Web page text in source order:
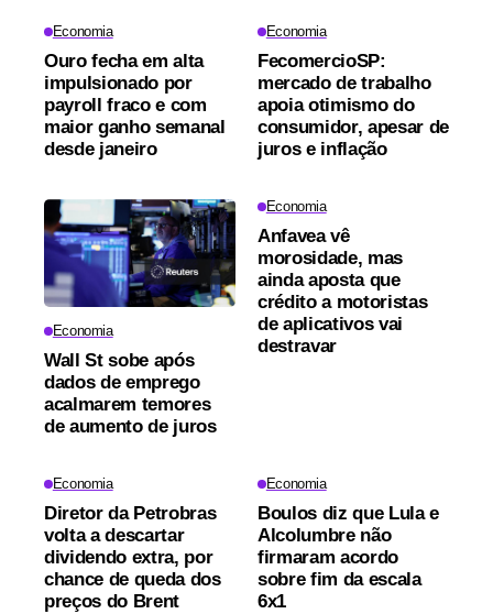
Economia
Ouro fecha em alta
impulsionado por
payroll fraco e com
maior ganho semanal
desde janeiro
Economia
FecomercioSP:
mercado de trabalho
apoia otimismo do
consumidor, apesar de
juros e inflação
Economia
Wall St sobe após
dados de emprego
acalmarem temores
de aumento de juros
Economia
Anfavea vê
morosidade, mas
ainda aposta que
crédito a motoristas
de aplicativos vai
destravar
Economia
Diretor da Petrobras
volta a descartar
dividendo extra, por
chance de queda dos
preços do Brent
Economia
Boulos diz que Lula e
Alcolumbre não
firmaram acordo
sobre fim da escala
6x1